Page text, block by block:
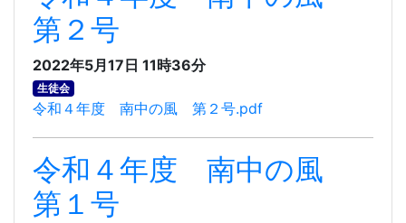
第２号
2022年5月17日 11時36分
生徒会
令和４年度 南中の風 第２号.pdf
令和４年度 南中の風
第１号